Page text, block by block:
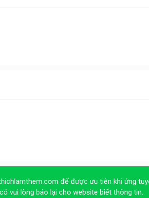
để được ưu tiên khi ứng
vui lòng báo lại cho website biết thông tin.